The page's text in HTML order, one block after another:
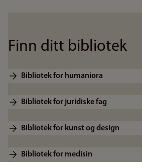
Finn ditt bibliotek
Bibliotek for humaniora
Bibliotek for juridiske fag
Bibliotek for kunst og design
Bibliotek for medisin